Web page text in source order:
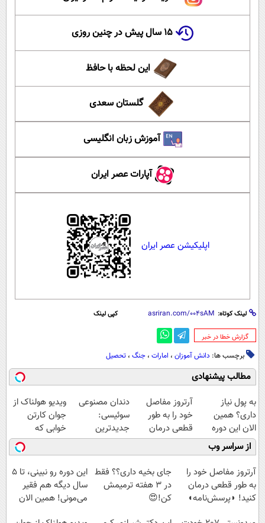
۱۵ سال پیش در چنین روزی
این لحظه با حافظ
گلستان سعدی
آموزش زبان انگلیسی
آپارات عصر ایران
اپلیکیشن عصر ایران
لینک کوتاه: کپی لینک
‌گزارش خطا در خبر
برچسب ها: دانش آموزان ، امارات ، جنگ ، تحصیل
مطالب پیشنهادی
به پول نیاز
داری؟ همین
الان این دوره
رایگان رو شرکت
کن تا دیر نشده!
آرتروز مفاصل
خود را به طور
قطعی درمان
کنید!
◗پرسش‌نامه◖
دندان مصنوعی
سوئیسی:
جدیدترین
فناوری اروپا،
سبک و مقاوم |
پرداخت قسطی
ویدیو هولناک از
جوان کارتن
خوابی که
میلیاردر شد.
آموزش رایگان
از سراسر وب
آرتروز مفاصل خود را
به طور قطعی درمان
کنید! ◗پرسش‌نامه◖
جای بخیه داری؟؟ فقط
در 3 هفته ترمیمش
کن!😍
این دوره رو نبینی، تا 5
سال دیگه هم فقیر
می‌مونی! همین الان